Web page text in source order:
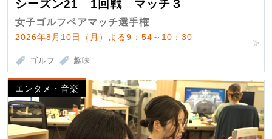
シーズン21 1回戦 マッチ３
女子ゴルフペアマッチ選手権
2026年8月10日（月）よる9：54～10：30
ゴルフ 趣味
エンタメ・音楽